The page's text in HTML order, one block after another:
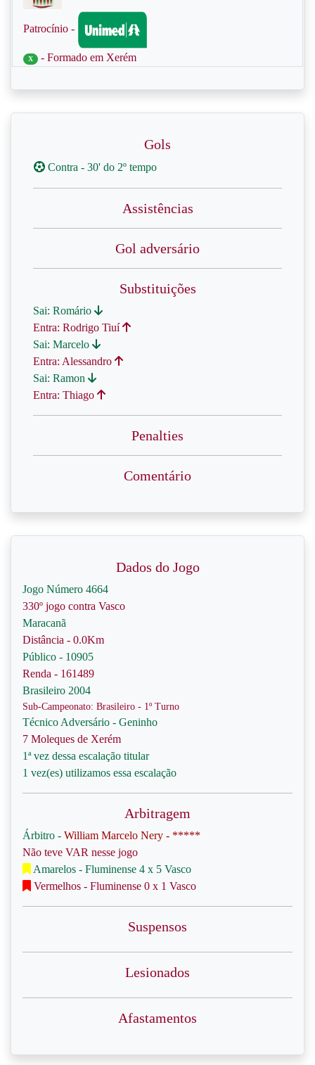
Patrocínio -
X - Formado em Xerém
Gols
Contra - 30' do 2º tempo
Assistências
Gol adversário
Substituições
Sai: Romário
Entra: Rodrigo Tiuí
Sai: Marcelo
Entra: Alessandro
Sai: Ramon
Entra: Thiago
Penalties
Comentário
Dados do Jogo
Jogo Número 4664
330º jogo contra Vasco
Maracanã
Distância - 0.0Km
Público - 10905
Renda - 161489
Brasileiro 2004
Sub-Campeonato: Brasileiro - 1º Turno
Técnico Adversário - Geninho
7 Moleques de Xerém
1ª vez dessa escalação titular
1 vez(es) utilizamos essa escalação
Arbitragem
Árbitro - William Marcelo Nery - *****
Não teve VAR nesse jogo
Amarelos - Fluminense 4 x 5 Vasco
Vermelhos - Fluminense 0 x 1 Vasco
Suspensos
Lesionados
Afastamentos